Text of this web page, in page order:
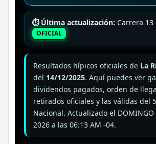
⏱ Última actualización: Carrera 13
OFICIAL
Resultados hípicos oficiales de La
del 14/12/2025. Aquí puedes ver
dividendos pagados, orden de
retirados oficiales y las válidas del
Nacional. Actualizado el DOMINGO
2026 a las 06:13 AM -04.